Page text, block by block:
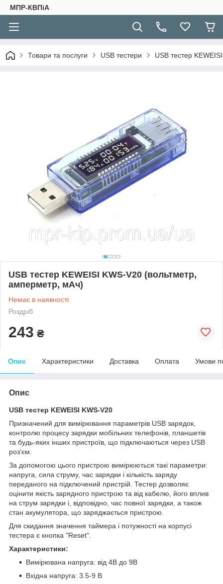
МПР-КВПіА
Товари та послуги USB тестери USB тестер
USB тестер KEWEISI KWS-V20 (вольтметр,
амперметр, мАч)
Немає в наявності
Роздріб
243 ₴
Опис Характеристики Доставка Оплата Умови
Опис
USB тестер KEWEISI KWS-V20
Призначений для вимірювання параметрів USB зарядок,
контролю процесу зарядки мобільних телефонів, планшетів
та будь-яких інших пристроїв, що підключаються через USB
роз'єм.
За допомогою цього пристрою вимірюються такі параметри:
напруга, сила струму, час зарядки і кількість заряду
переданого на підключений пристрій. Тестер дозволяє
оцінити якість зарядного пристрою та від кабелю, його вплив
на струм зарядки і, відповідно, час повної зарядки, а також
стан акумулятора, що заряджається пристрою.
Для скидання значення таймера і потужності на корпусі
тестера є кнопка "Reset".
Характеристики:
Вимірювана напруга: від 4В до 9В
Вхідна напруга: 3.5-9 В